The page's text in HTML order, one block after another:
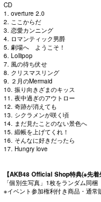
CD
1. overture 2.0
2. ここからだ
3. 恋愛カンニング
4. ロマンティック男爵
5. 劇場へ ようこそ！
6. Lollipop
7. 風の待ち伏せ
8. クリスマスリング
9. ２月のMermaid
10. 振り向きざまのキッス
11. 夜中過ぎのアウトロー
12. 奇跡が消えても
13. シクラメンが咲く頃
14. まだ見たことのない景色へ
15. 緞帳を上げてくれ！
16. そんなに好きだったら
17. Hungry love
【AKB48 Official Shop特典(※先着
「個別生写真」1枚をランダム同梱
※イベント参加権利付き商品・通常